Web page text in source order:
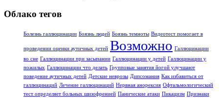
Облако тегов
Болезнь галлюцинации Боязнь людей Боязнь темноты Видеотест помогает в
проведении оценки аутичных детей Возможно Галлюцинации
во сне Галлюцинации при засыпании Галлюцинации у детей Галлюцинации у
пожилых Галлюцинации что делать Групповые занятия йогой улучшают
поведение аутичных детей Детские неврозы Дипсомания Как избавиться от
галлюцинаций Лечение галлюцинаций Нервная анорексия Офтальмологический
тест определяет больных шизофренией Панические атаки Пикацизм Признаки